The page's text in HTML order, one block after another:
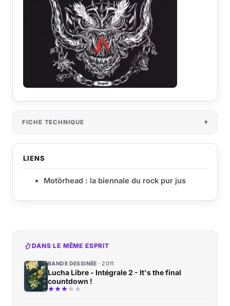
FICHE TECHNIQUE
LIENS
Motörhead : la biennale du rock pur jus
DANS LE MÊME ESPRIT
BANDE DESSINÉE 2011
Lucha Libre - Intégrale 2 - It's the final
countdown !